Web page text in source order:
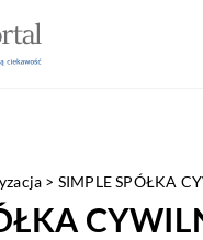
> SIMPLE SPÓŁKA